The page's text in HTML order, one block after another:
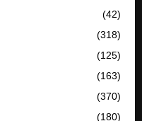
(42)
(318)
(125)
(163)
(370)
(180)